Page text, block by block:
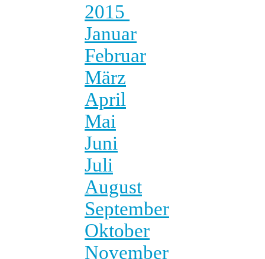
2015
Januar
Februar
März
April
Mai
Juni
Juli
August
September
Oktober
November